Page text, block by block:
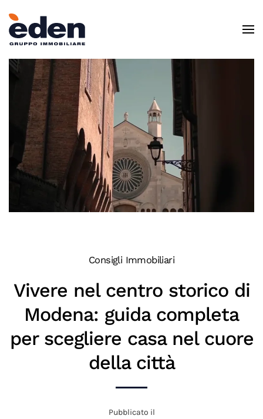
Skip to main content
Consigli Immobiliari
Vivere nel centro storico di
Modena: guida completa
per scegliere casa nel cuore
della città
Pubblicato il